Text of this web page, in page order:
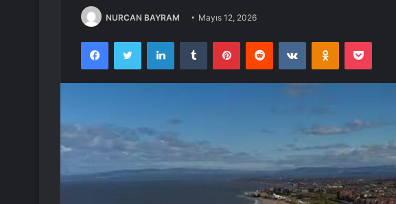
NURCAN BAYRAM Mayıs 12, 2026
FacebookTwitter LinkedInTumblr PinterestReddit VKontakteOdnoklassniki
Pocket